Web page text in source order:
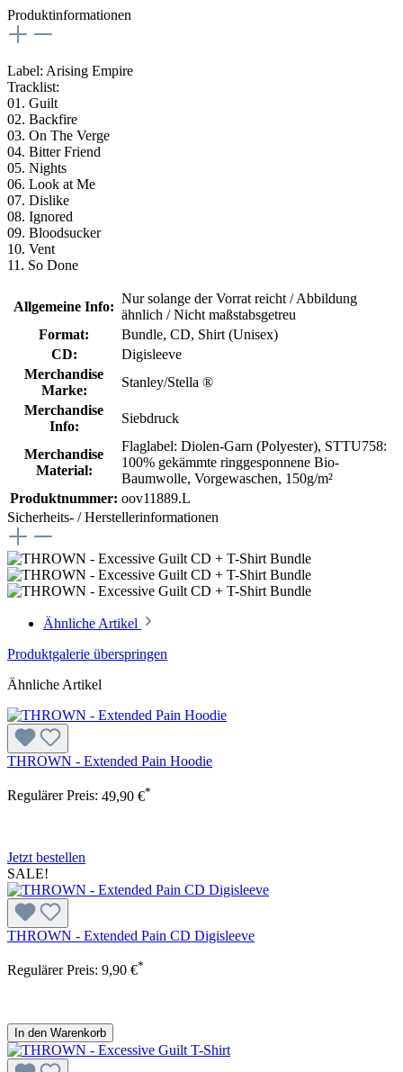
Produktinformationen
Label: Arising Empire
Tracklist:
01. Guilt
02. Backfire
03. On The Verge
04. Bitter Friend
05. Nights
06. Look at Me
07. Dislike
08. Ignored
09. Bloodsucker
10. Vent
11. So Done
Allgemeine Info:
Nur solange der Vorrat reicht / Abbildung
ähnlich / Nicht maßstabsgetreu
Format:
Bundle, CD, Shirt (Unisex)
CD:
Digisleeve
Merchandise
Marke:
Stanley/Stella ®
Merchandise
Info:
Siebdruck
Merchandise
Material:
Flaglabel: Diolen-Garn (Polyester), STTU758:
100% gekämmte ringgesponnene Bio-
Baumwolle, Vorgewaschen, 150g/m²
Produktnummer: oov11889.L
Sicherheits- / Herstellerinformationen
Ähnliche Artikel
Produktgalerie überspringen
Ähnliche Artikel
THROWN - Extended Pain Hoodie
Regulärer Preis: 49,90 €*
Jetzt bestellen
SALE!
THROWN - Extended Pain CD Digisleeve
Regulärer Preis: 9,90 €*
In den Warenkorb